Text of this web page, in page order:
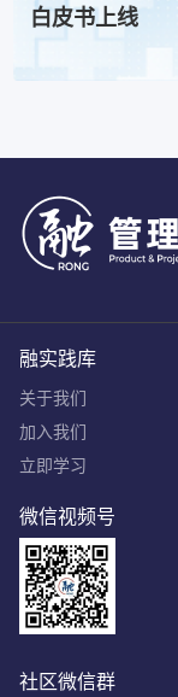
白皮书上线
融实践库
关于我们
加入我们
立即学习
微信视频号
社区微信群